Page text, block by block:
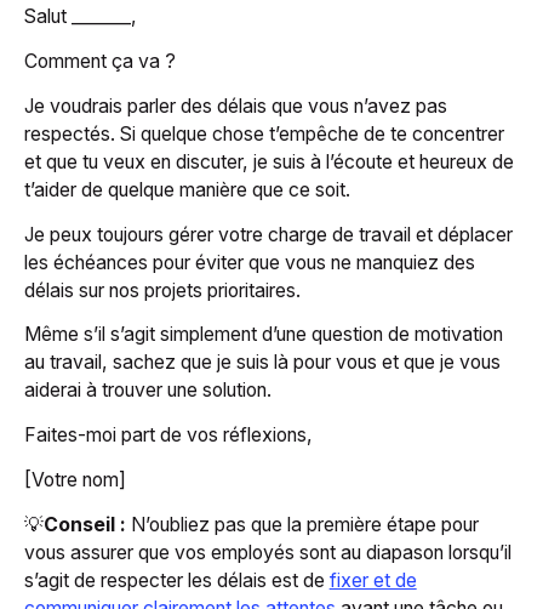
Salut _______,
Comment ça va ?
Je voudrais parler des délais que vous n’avez pas
respectés. Si quelque chose t’empêche de te concentrer
et que tu veux en discuter, je suis à l’écoute et heureux de
t’aider de quelque manière que ce soit.
Je peux toujours gérer votre charge de travail et déplacer
les échéances pour éviter que vous ne manquiez des
délais sur nos projets prioritaires.
Même s’il s’agit simplement d’une question de motivation
au travail, sachez que je suis là pour vous et que je vous
aiderai à trouver une solution.
Faites-moi part de vos réflexions,
[Votre nom]
💡Conseil : N’oubliez pas que la première étape pour
vous assurer que vos employés sont au diapason lorsqu’il
s’agit de respecter les délais est de fixer et de